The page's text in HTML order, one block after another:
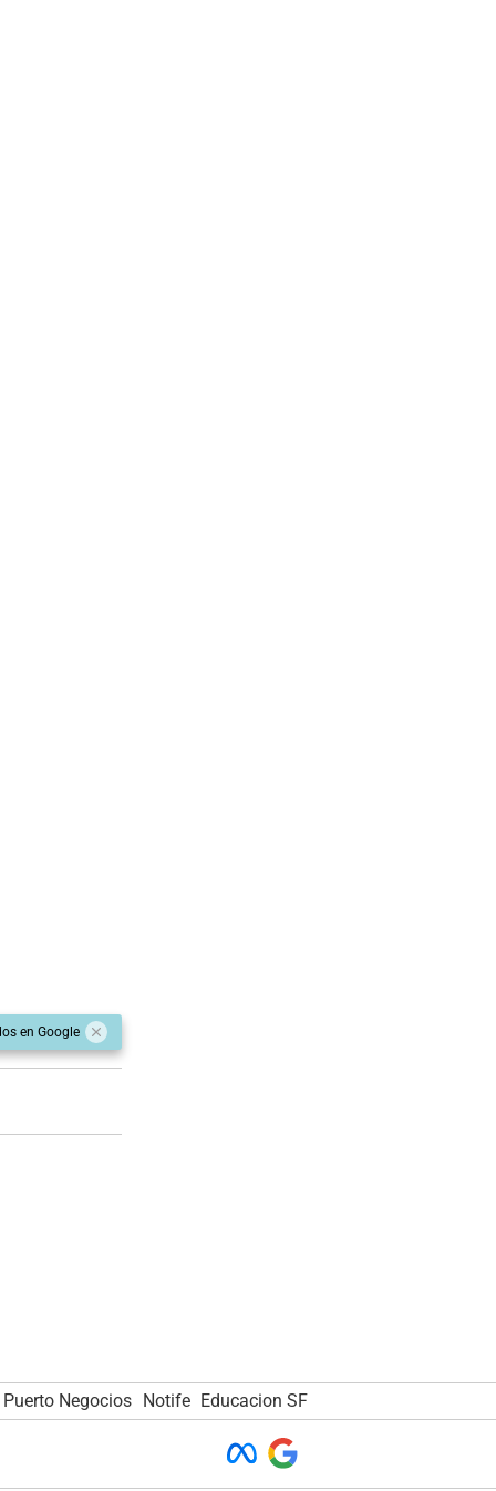
en Google
Puerto Negocios Notife Educacion SF